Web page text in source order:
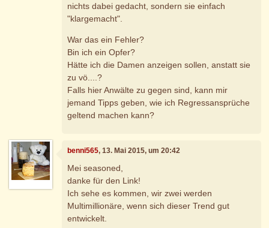
nichts dabei gedacht, sondern sie einfach
"klargemacht".
War das ein Fehler?
Bin ich ein Opfer?
Hätte ich die Damen anzeigen sollen, anstatt sie
zu vö....?
Falls hier Anwälte zu gegen sind, kann mir
jemand Tipps geben, wie ich Regressansprüche
geltend machen kann?
benni565, 13. Mai 2015, um 20:42
Mei seasoned,
danke für den Link!
Ich sehe es kommen, wir zwei werden
Multimillionäre, wenn sich dieser Trend gut
entwickelt.